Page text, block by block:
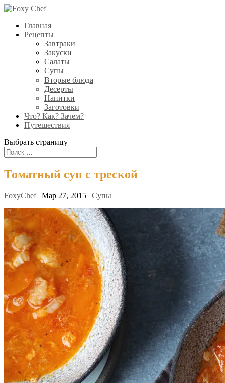
Главная
Рецепты
Завтраки
Закуски
Салаты
Супы
Вторые блюда
Десерты
Напитки
Заготовки
Что? Как? Зачем?
Путешествия
Выбрать страницу
Томатный суп с треской
FoxyChef| Мар 27, 2015 | Супы